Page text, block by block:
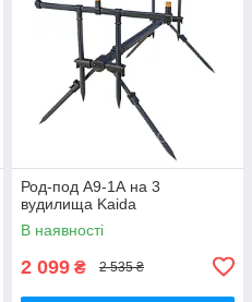
Род-под A9-1А на 3
вудилища Kaida
В наявності
2 099 ₴ 2 535 ₴